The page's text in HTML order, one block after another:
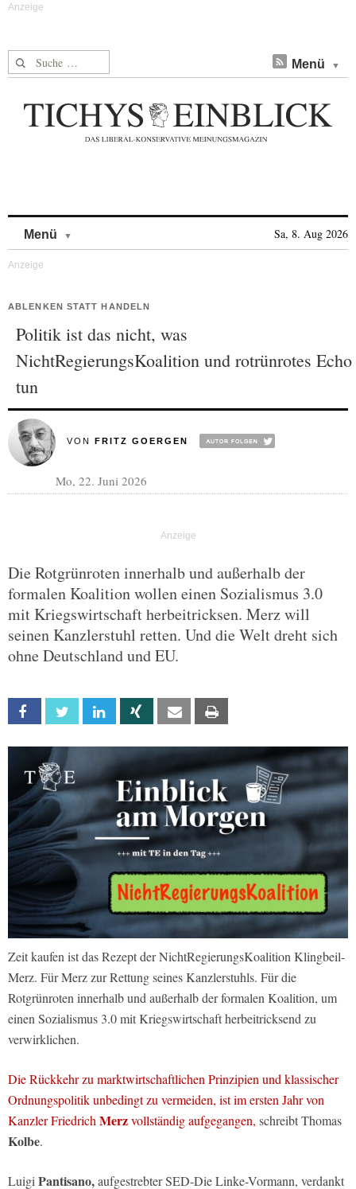
Suche nach: Menü
Menü Sa, 8. Aug 2026
ABLENKEN STATT HANDELN
Politik ist das nicht, was
NichtRegierungsKoalition und rotrünrotes Echo
tun
VON FRITZ GOERGEN
Mo, 22. Juni 2026
Die Rotgrünroten innerhalb und außerhalb der
formalen Koalition wollen einen Sozialismus 3.0
mit Kriegswirtschaft herbeitricksen. Merz will
seinen Kanzlerstuhl retten. Und die Welt dreht sich
ohne Deutschland und EU.
Facebook Twitter Linkedin Xing Email
Zeit kaufen ist das Rezept der NichtRegierungsKoalition Klingbeil-
Merz. Für Merz zur Rettung seines Kanzlerstuhls. Für die
Rotgrünroten innerhalb und außerhalb der formalen Koalition, um
einen Sozialismus 3.0 mit Kriegswirtschaft herbeitricksend zu
verwirklichen.
Die Rückkehr zu marktwirtschaftlichen Prinzipien und klassischer
Ordnungspolitik unbedingt zu vermeiden, ist im ersten Jahr von
Kanzler Friedrich Merzvollständig aufgegangen, schreibt Thomas
Kolbe.
Luigi Pantisano,aufgestrebter SED-Die Linke-Vormann, verdankt